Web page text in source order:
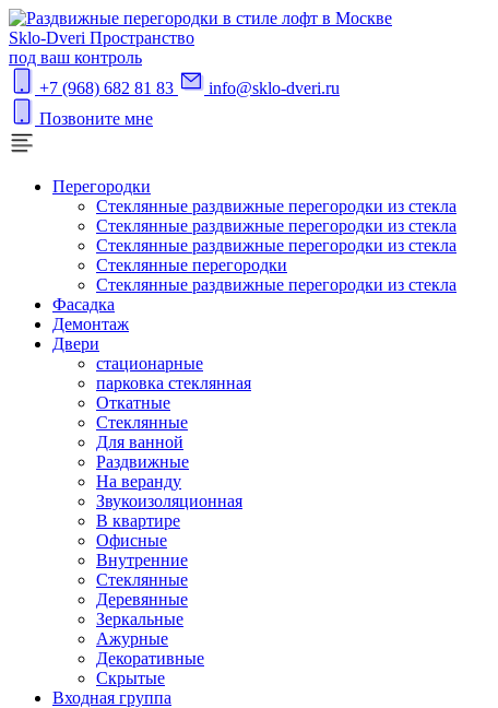
Sklo-Dveri Пространство
под ваш контроль
+7 (968) 682 81 83
info@sklo-dveri.ru
Позвоните мне
Перегородки
Стеклянные раздвижные перегородки из стекла
Стеклянные раздвижные перегородки из стекла
Стеклянные раздвижные перегородки из стекла
Стеклянные перегородки
Стеклянные раздвижные перегородки из стекла
Фасадка
Демонтаж
Двери
стационарные
парковка стеклянная
Откатные
Стеклянные
Для ванной
Раздвижные
На веранду
Звукоизоляционная
В квартире
Офисные
Внутренние
Стеклянные
Деревянные
Зеркальные
Ажурные
Декоративные
Скрытые
Входная группа